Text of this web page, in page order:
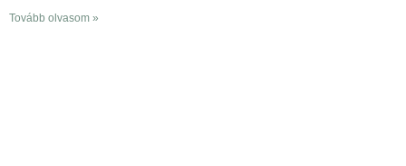
Tovább olvasom »